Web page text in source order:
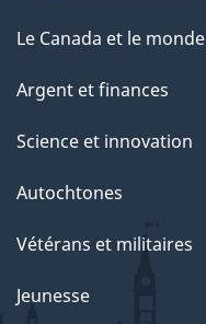
Le Canada et le monde
Argent et finances
Science et innovation
Autochtones
Vétérans et militaires
Jeunesse